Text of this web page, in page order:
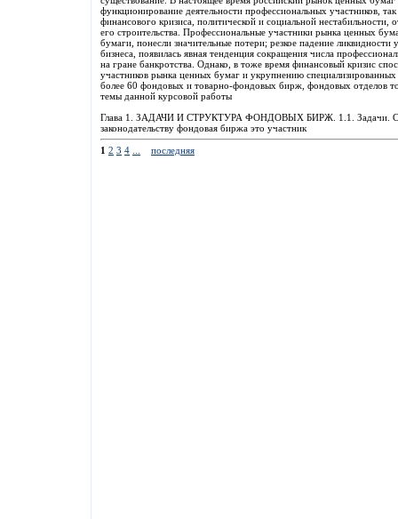
функционирование деятельности профессиональных участников,
финансового кризиса, политической и социальной нестабильности,
его строительства. Профессиональные участники рынка ценных
бумаги, понесли значительные потери; резкое падение
бизнеса, появилась явная тенденция сокращения числа
на гране банкротства. Однако, в тоже время финансовый кризис
участников рынка ценных бумаг и укрупнению
более 60 фондовых и товарно-фондовых бирж, фондовых отделов
темы данной курсовой работы
Глава 1. ЗАДАЧИ И СТРУКТУРА ФОНДОВЫХ БИРЖ. 1.1. Задачи.
законодательству фондовая биржа это участник
1 2 3 4 последняя